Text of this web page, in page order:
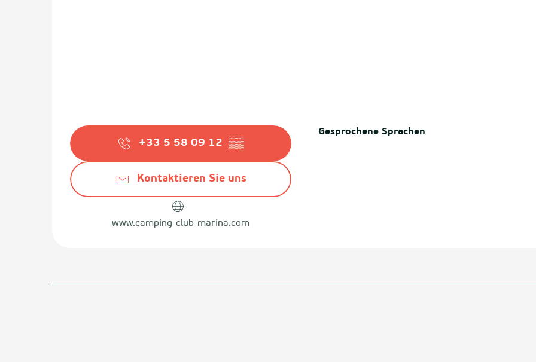
+33 5 58 09 12 ▒▒
Kontaktieren Sie uns
www.camping-club-marina.com
Gesprochene Sprachen
Gesprochene Sprachen